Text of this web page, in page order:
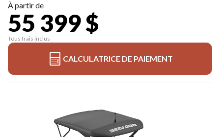
À partir de
55 399 $
Tous frais inclus
CALCULATRICE DE PAIEMENT